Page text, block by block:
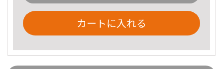
カートに入れる